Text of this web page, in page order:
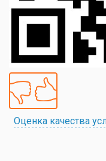
Оценка качества